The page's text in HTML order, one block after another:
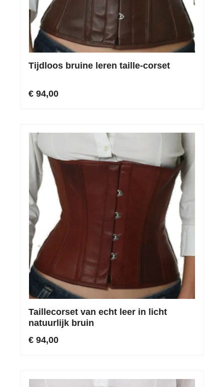
Tijdloos bruine leren taille-corset
€ 94,00
Taillecorset van echt leer in licht
natuurlijk bruin
€ 94,00